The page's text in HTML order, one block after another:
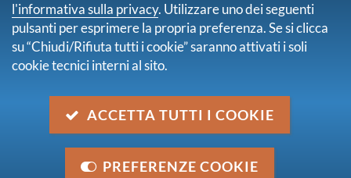
Provvedimento n. 0029903 del 6
febbraio 2023
Descrizione
Sospensione della facoltà dei contraenti di esercitare i
riscatti regolati dai contratti di assicurazione e di
l'informativa sulla privacy. Utilizzare uno dei seguenti
pulsanti per esprimere la propria preferenza. Se si clicca
su “Chiudi/Rifiuta tutti i cookie” saranno attivati i soli
cookie tecnici interni al sito.
ACCETTA TUTTI I COOKIE
PREFERENZE COOKIE